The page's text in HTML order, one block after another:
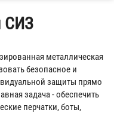
СИЗ
металлическая
безопасное и
защиты прямо
задача - обеспечить
перчатки, боты,